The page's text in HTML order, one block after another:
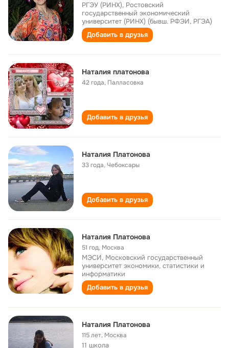
РГЭУ (РИНХ), Ростовский
государственный экономический
университет (РИНХ) (бывш. РФЭИ, РГЭА)
Добавить в друзья
Наталия платонова
42 года, Палласовка
Добавить в друзья
Наталия Платонова
33 года,Чебоксары
Добавить в друзья
Наталия Платонова
51 год, Москва
МЭСИ, Московский государственный
университет экономики, статистики и
информатики
Добавить в друзья
Наталия Платонова
115 лет, Москва
11 школа